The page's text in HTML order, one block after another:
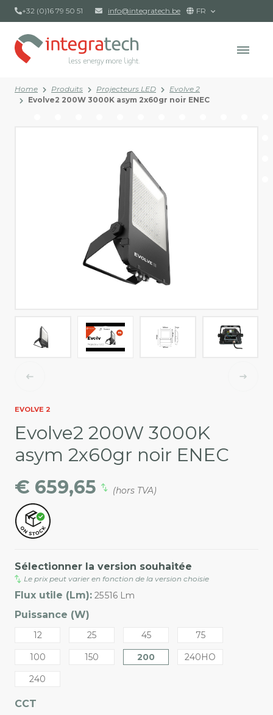
+32 (0)16 79 50 51 info@integratech.be FR
Home Produits Projecteurs LED
Evolve 2
Evolve2 200W 3000K asym 2x60gr noir ENEC
EVOLVE 2
Evolve2 200W 3000K
asym 2x60gr noir ENEC
€ 659,65
(hors TVA)
Sélectionner la version souhaitée
Le prix peut varier en fonction de la version choisie
Flux utile (Lm): 25 516 Lm
Puissance (W)
12 25 45
75
100
150 200
240HO
240
CCT